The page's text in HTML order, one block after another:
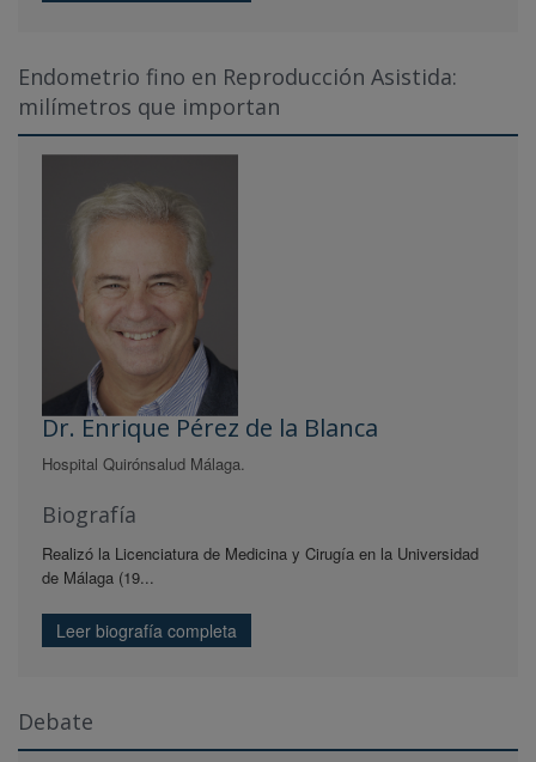
Endometrio fino en Reproducción Asistida:
milímetros que importan
Dr. Enrique Pérez de la Blanca
Hospital Quirónsalud Málaga.
Biografía
Realizó la Licenciatura de Medicina y Cirugía en la Universidad
de Málaga (19...
Leer biografía completa
Debate